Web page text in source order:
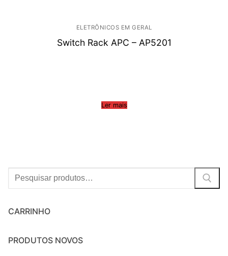
ELETRÔNICOS EM GERAL
Switch Rack APC – AP5201
Ler mais
Procurar:
CARRINHO
PRODUTOS NOVOS